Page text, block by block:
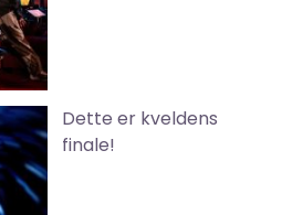
Dette er kveldens
finale!